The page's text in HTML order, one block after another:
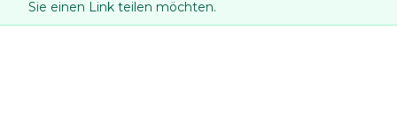
Sie einen Link teilen möchten.